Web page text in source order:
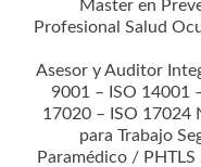
Master en
Profesional Salud
Asesor y Auditor
9001 – ISO 14001
17020 – ISO 17024
para Trabajo
Paramédico /